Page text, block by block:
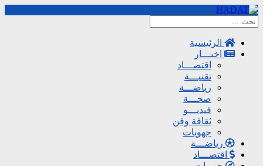
الرئيسية
اخبـــار
اقتصـــاد
تقنيـــة
رياضـــة
صحـــة
فيديـــو
ثقافة وفن
جهويات
رياضـــة
اقتصـــاد